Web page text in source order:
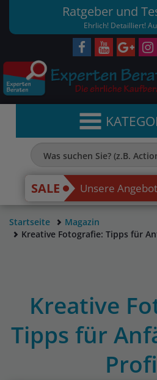
Ratgeber und
Ehrlich! Detailliert!
SALE Unsere
Startseite
Magazin
Kreative Fotografie: Tipps für
Kreative
Tipps für